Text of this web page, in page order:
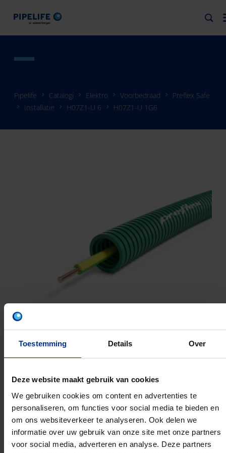
Toestemming Details Over
Deze website maakt gebruik van cookies
We gebruiken cookies om content en advertenties te
personaliseren, om functies voor social media te bieden en
om ons websiteverkeer te analyseren. Ook delen we
informatie over uw gebruik van onze site met onze partners
voor social media, adverteren en analyse. Deze partners
Pipelife Catalogi Elektro Voorbedraad
Preflex Safe
Installatie
H07Z1-U 6 H07Z1-U 1G6
H07Z1-U 1G6
16MM 100M
Artikelnummer: 1234003478
EAN: 5420056291828